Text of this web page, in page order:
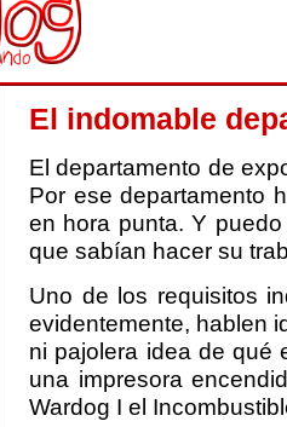
El indomable
El departamento de
Por ese departamento
en hora punta. Y
que sabían hacer su
Uno de los requisitos
evidentemente, hablen
ni pajolera idea de qué
una impresora
Wardog I el